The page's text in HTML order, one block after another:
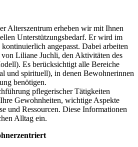
Alterszentrum erheben wir mit Ihnen
Unterstützungsbedarf. Er wird im
angepasst. Dabei arbeiten
Liliane Juchli, den Aktivitäten des
Es berücksichtigt alle Bereiche
und spirituell), in denen Bewohnerinnen
benötigen.
pflegerischer Tätigkeiten
Gewohnheiten, wichtige Aspekte
und Ressourcen. Diese Informationen
Alltag ein.